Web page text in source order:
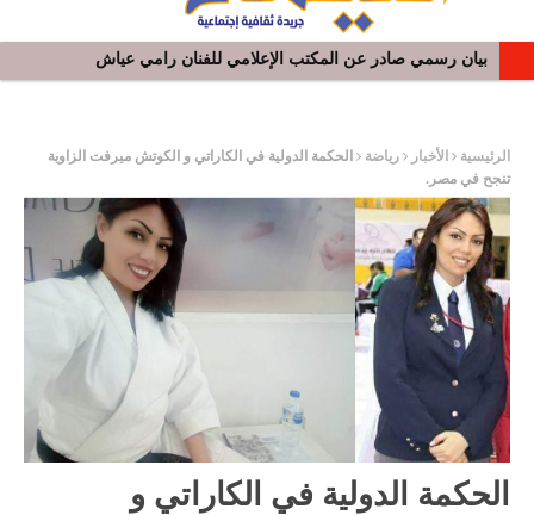
بيان رسمي صادر عن المكتب الإعلامي للفنان رامي عياش
الرئيسية الأخبار رياضة
الحكمة الدولية في الكاراتي و الكوتش ميرفت الزاوية
تنجح في مصر.
الحكمة الدولية في الكاراتي و